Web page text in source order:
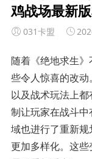
鸡战场最新
031卡盟
随着《绝地求生
些令人惊喜的改
以及战术玩法上
制让玩家在战斗
域也进行了重新
更加多样化。这